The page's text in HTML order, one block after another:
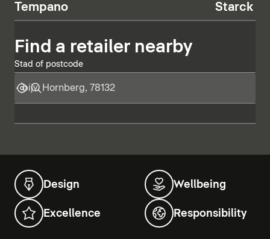
Tempano Starck T
Find a retailer nearby
Stad of postcode
Design Wellbeing
Excellence Responsibility